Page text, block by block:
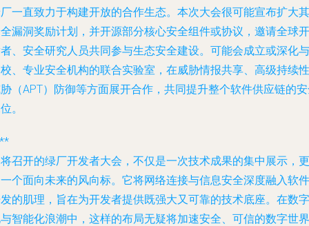
一直致力于构建开放的合作生态。本次大会很可能宣布扩大其
漏洞奖励计划，并开源部分核心安全组件或协议，邀请全球开
、安全研究人员共同参与生态安全建设。可能会成立或深化与
、专业安全机构的联合实验室，在威胁情报共享、高级持续性
（APT）防御等方面展开合作，共同提升整个软件供应链的
。
召开的绿厂开发者大会，不仅是一次技术成果的集中展示，更
个面向未来的风向标。它将网络连接与信息安全深度融入软件
的肌理，旨在为开发者提供既强大又可靠的技术底座。在数字
智能化浪潮中，这样的布局无疑将加速安全、可信的数字世界